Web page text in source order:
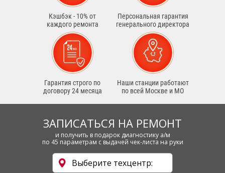
Кэшбэк - 10% от
каждого ремонта
Персональная гарантия
генерального директора
Гарантия строго по
договору 24 месяца
Наши станции работают
по всей Москве и МО
ЗАПИСАТЬСЯ НА РЕМОНТ
и получить в подарок диагностику а/м
по 45 параметрам с выдачей чек-листа на руки